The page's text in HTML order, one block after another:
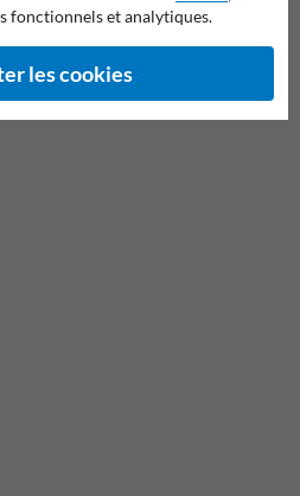
fonctionnels et analytiques.
les cookies